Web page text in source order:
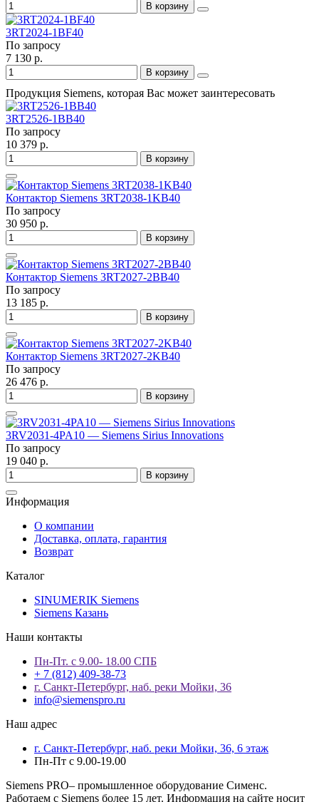
В корзину
3RT2024-1BF40
По запросу
7 130 р.
В корзину
Продукция Siemens, которая Вас может заинтересовать
3RT2526-1BB40
По запросу
10 379 р.
В корзину
Контактор Siemens 3RT2038-1KB40
По запросу
30 950 р.
В корзину
Контактор Siemens 3RT2027-2BB40
По запросу
13 185 р.
В корзину
Контактор Siemens 3RT2027-2KB40
По запросу
26 476 р.
В корзину
3RV2031-4PA10 — Siemens Sirius Innovations
По запросу
19 040 р.
В корзину
Информация
О компании
Доставка, оплата, гарантия
Возврат
Каталог
SINUMERIK Siemens
Siemens Казань
Наши контакты
Пн-Пт. с 9.00- 18.00 СПБ
+ 7 (812) 409-38-73
г. Санкт-Петербург, наб. реки Мойки, 36
info@siemenspro.ru
Наш адрес
г. Санкт-Петербург, наб. реки Мойки, 36, 6 этаж
Пн-Пт с 9.00-19.00
Siemens PRO– промышленное оборудование Сименс.
Работаем с Siemens более 15 лет. Информация на сайте носит